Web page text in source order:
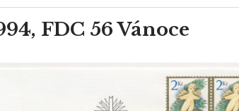
FDC 56 Vánoce